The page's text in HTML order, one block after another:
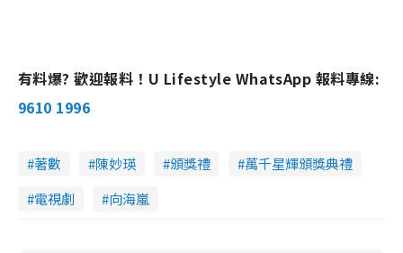
有料爆? 歡迎報料！U Lifestyle WhatsApp 報料專線:
9610 1996
著數 陳妙瑛 頒獎禮
萬千星輝頒獎典禮
電視劇
向海嵐